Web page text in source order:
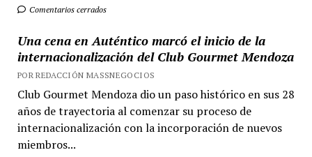
Comentarios cerrados
Una cena en Auténtico marcó el inicio de la
internacionalización del Club Gourmet Mendoza
POR REDACCIÓN MASSNEGOCIOS
Club Gourmet Mendoza dio un paso histórico en sus 28
años de trayectoria al comenzar su proceso de
internacionalización con la incorporación de nuevos
miembros...